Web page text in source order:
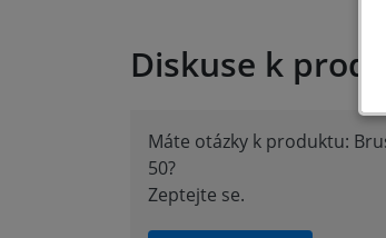
Diskuse k
Máte otázky k produktu:
50?
Zeptejte se.